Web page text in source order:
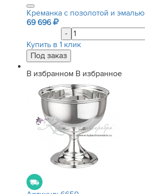
Креманка с позолотой и эмалью
69 696
-
Купить в 1 клик
В избранном В избранное